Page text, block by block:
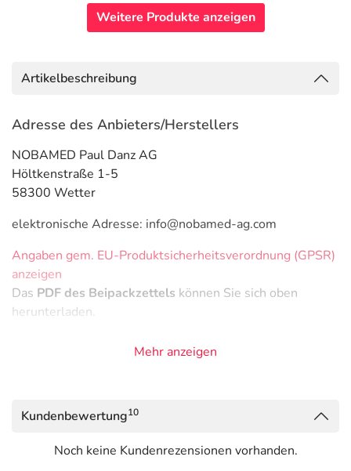
Weitere Produkte anzeigen
Artikelbeschreibung
Adresse des Anbieters/Herstellers
NOBAMED Paul Danz AG
Höltkenstraße 1-5
58300 Wetter
elektronische Adresse: info@nobamed-ag.com
Angaben gem. EU-Produktsicherheitsverordnung (GPSR)
anzeigen
Das PDF des Beipackzettels können Sie sich oben
herunterladen.
Mehr anzeigen
Kundenbewertung10
Noch keine Kundenrezensionen vorhanden.